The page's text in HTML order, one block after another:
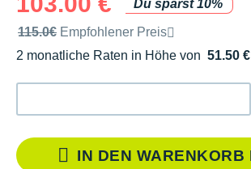
Du sparst 10%
Unverbindliche Preisempfehlung der
115.0€ Empfohlener Preis
2 monatliche Raten in Höhe von 51.50 €
Ohne Zusatzkosten
IN DEN WARENKORB